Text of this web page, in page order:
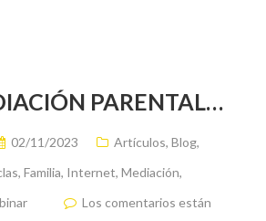
PARENTAL…
02/11/2023 Artículos, Blog,
, Familia, Internet, Mediación,
Los comentarios están